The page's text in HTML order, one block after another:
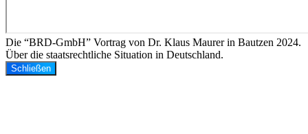
Die “BRD-GmbH” Vortrag von Dr. Klaus Maurer in Bautzen 2024.
Über die staatsrechtliche Situation in Deutschland.
Schließen